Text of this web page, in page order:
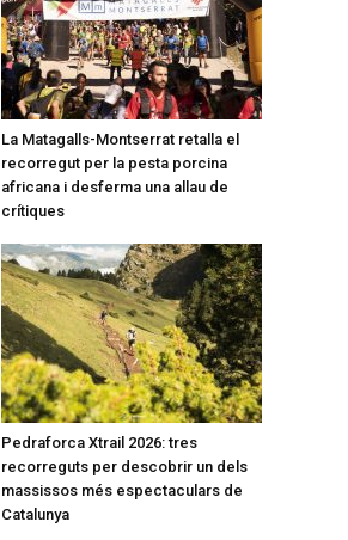
La Matagalls-Montserrat retalla el
recorregut per la pesta porcina
africana i desferma una allau de
crítiques
Pedraforca Xtrail 2026: tres
recorreguts per descobrir un dels
massissos més espectaculars de
Catalunya